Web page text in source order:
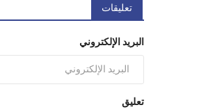
تعليقات
البريد الإلكتروني
تعليق